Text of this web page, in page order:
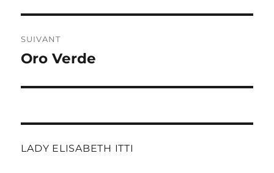
SUIVANT
Publication
Oro Verde
LADY ELISABETH ITTI